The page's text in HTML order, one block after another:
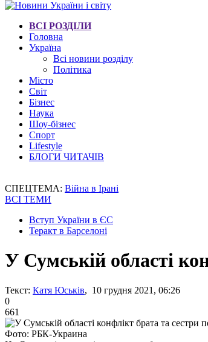
ВСІ РОЗДІЛИ
Головна
Україна
Всі новини розділу
Політика
Місто
Світ
Бізнес
Наука
Шоу-бізнес
Спорт
Lifestyle
БЛОГИ ЧИТАЧІВ
СПЕЦТЕМА: Війна в Ірані
ВСІ ТЕМИ
Вступ України в ЄС
Теракт в Барселоні
У Сумській області
Текст: Катя Юськів, 10 грудня 2021, 06:26
0
661
Фото: РБК-Украина